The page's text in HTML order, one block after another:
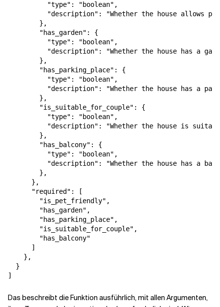
          "type": "boolean",
"description": "Whether the house allows
        },
        "has_garden": {
          "type": "boolean",
"description": "Whether the house has a
        },
        "has_parking_place": {
          "type": "boolean",
"description": "Whether the house has a
        },
        "is_suitable_for_couple": {
          "type": "boolean",
"description": "Whether the house is
        },
        "has_balcony": {
          "type": "boolean",
"description": "Whether the house has a
        },
      },
      "required": [
        "is_pet_friendly",
        "has_garden",
        "has_parking_place",
        "is_suitable_for_couple",
        "has_balcony"
      ]
    },
  }
Das beschreibt die Funktion ausführlich, mit allen Argumenten,